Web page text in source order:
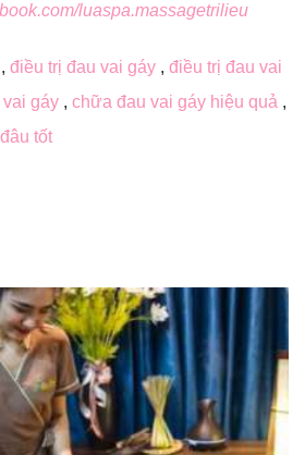
luaspa.massagetrilieu
, điều trị đau vai gáy , điều trị đau vai
gáy , chữa đau vai gáy hiệu quả ,
tốt